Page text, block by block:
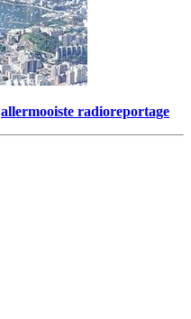
allermooiste radioreportage